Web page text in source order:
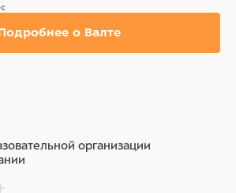
о Валте
организации